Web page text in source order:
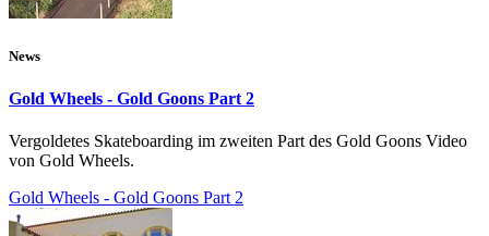
News
Gold Wheels - Gold Goons Part 2
Vergoldetes Skateboarding im zweiten Part des Gold Goons Video
von Gold Wheels.
Gold Wheels - Gold Goons Part 2